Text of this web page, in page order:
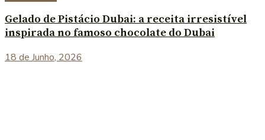
Gelado de Pistácio Dubai: a receita irresistível
inspirada no famoso chocolate do Dubai
18 de Junho, 2026